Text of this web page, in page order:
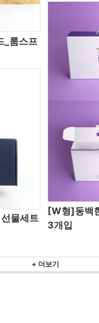
_룸스프
물세트
[W형]동백
3개입
+ 더보기